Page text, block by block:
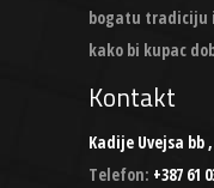
bogatu tradiciju
kako bi kupac
Kontakt
Kadije Uvejsa bb
Telefon: +387 61